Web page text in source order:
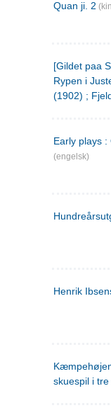
Quan ji. 2
[Gildet paa
Rypen i
(1902) ;
Early plays
(engelsk)
Henrik
skuespil i